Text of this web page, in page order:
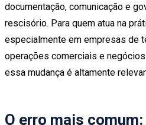
documentação, comunicação e
rescisório. Para quem atua na
especialmente em empresas de
operações comerciais e
essa mudança é altamente
O erro mais